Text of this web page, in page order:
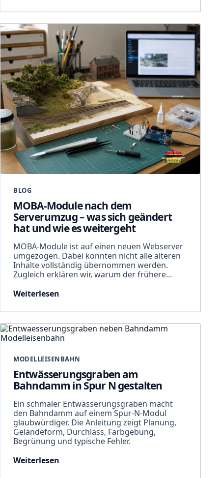
BLOG
MOBA-Module nach dem
Serverumzug – was sich geändert
hat und wie es weitergeht
MOBA-Module ist auf einen neuen Webserver
umgezogen. Dabei konnten nicht alle älteren
Inhalte vollständig übernommen werden.
Zugleich erklären wir, warum der frühere…
Weiterlesen
MODELLEISENBAHN
Entwässerungsgraben am
Bahndamm in Spur N gestalten
Ein schmaler Entwässerungsgraben macht
den Bahndamm auf einem Spur-N-Modul
glaubwürdiger. Die Anleitung zeigt Planung,
Geländeform, Durchlass, Farbgebung,
Begrünung und typische Fehler.
Weiterlesen